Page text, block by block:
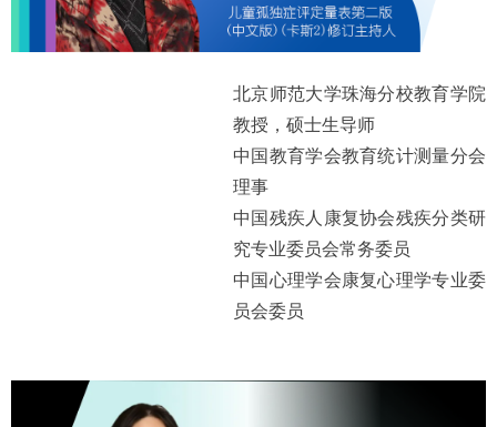
北京师范大学珠海分校教育学院
教授，硕士生导师
中国教育学会教育统计测量分会
理事
中国残疾人康复协会残疾分类研
究专业委员会常务委员
中国心理学会康复心理学专业委
员会委员